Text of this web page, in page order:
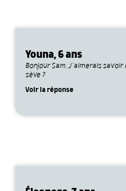
Youna, 6 ans
Bonjour Sam, J’aimerais
sève ?
Voir la réponse